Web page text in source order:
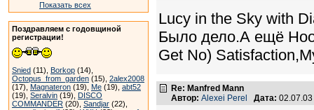
Показать всех
Поздравляем с годовщиной
регистрации!
Snied (11), Borkop (14),
Octopus_from_garden (15), 2alex2008
(17), Magnateron (19), Me (19), abt52
(19), Seralvin (19), DISCO
COMMANDER (20), Sandjar (22),
Lucy in the Sky with
Было дело.А ещё
Get No)
Re: Manfred Mann
Автор: Alexei Perel Дата: